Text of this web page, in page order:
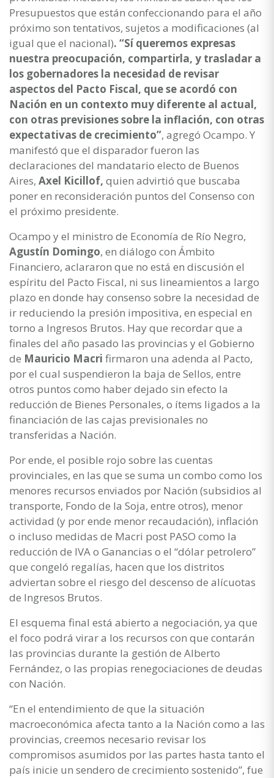
Presupuestos que están confeccionando para el año
próximo son tentativos, sujetos a modificaciones (al
igual que el nacional). “Sí queremos expresas
nuestra preocupación, compartirla, y trasladar a
los gobernadores la necesidad de revisar
aspectos del Pacto Fiscal, que se acordó con
Nación en un contexto muy diferente al actual,
con otras previsiones sobre la inflación, con otras
expectativas de crecimiento”, agregó Ocampo. Y
manifestó que el disparador fueron las
declaraciones del mandatario electo de Buenos
Aires, Axel Kicillof, quien advirtió que buscaba
poner en reconsideración puntos del Consenso con
el próximo presidente.
Ocampo y el ministro de Economía de Río Negro,
Agustín Domingo, en diálogo con Ámbito
Financiero, aclararon que no está en discusión el
espíritu del Pacto Fiscal, ni sus lineamientos a largo
plazo en donde hay consenso sobre la necesidad de
ir reduciendo la presión impositiva, en especial en
torno a Ingresos Brutos. Hay que recordar que a
finales del año pasado las provincias y el Gobierno
de Mauricio Macri firmaron una adenda al Pacto,
por el cual suspendieron la baja de Sellos, entre
otros puntos como haber dejado sin efecto la
reducción de Bienes Personales, o ítems ligados a la
financiación de las cajas previsionales no
transferidas a Nación.
Por ende, el posible rojo sobre las cuentas
provinciales, en las que se suma un combo como los
menores recursos enviados por Nación (subsidios al
transporte, Fondo de la Soja, entre otros), menor
actividad (y por ende menor recaudación), inflación
o incluso medidas de Macri post PASO como la
reducción de IVA o Ganancias o el “dólar petrolero”
que congeló regalías, hacen que los distritos
adviertan sobre el riesgo del descenso de alícuotas
de Ingresos Brutos.
El esquema final está abierto a negociación, ya que
el foco podrá virar a los recursos con que contarán
las provincias durante la gestión de Alberto
Fernández, o las propias renegociaciones de deudas
con Nación.
“En el entendimiento de que la situación
macroeconómica afecta tanto a la Nación como a las
provincias, creemos necesario revisar los
compromisos asumidos por las partes hasta tanto el
país inicie un sendero de crecimiento sostenido”, fue